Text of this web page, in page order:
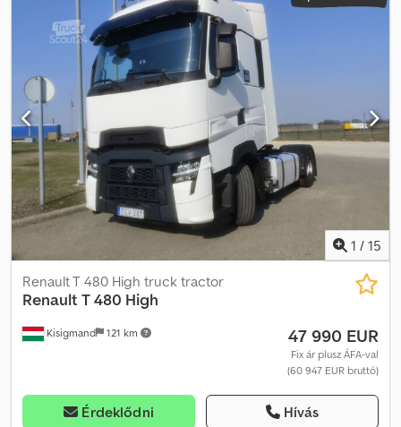
raktérmagasság:600 mm, Gyártási év: 2017, Felszereltség:
daru, légkondicionálás, Renault T 380 Plató: 6,80 m + DARU +
TÁVIRÁNYÍTÓ BALESETMENTES JÓ ÁLLAPOTBAN! • GYÁRTÁSI ÉV:
2017 • FUTÁSTELJESÍTMÉNY: 464 000 km FELSZERELTSÉG: • ABS •
KÖZPONTI ZÁR • ELEKTROMOS ABLAKOK • ELEKTROMOS TÜKRÖK
• SZERVOKORMÁNY • TACHOGRAPH PLATÓ MÉRETEI: 680 x 255 x
60 cm (H x SZ x M) RAKTERHELÉS: 13 600 kg TELJES TÖMEG: 26
000 kg TENGELYTÁV: 495/133 cm GUMI MÉRET: 315/70R22,5 ELSŐ:
RUGÓS HÁTSÓ: LÉGRUGÓS DARU: FASSI F120B.2.22 + TÁVIRÁNYÍTÓ
TEL: KUBA - lengyel, angol, német, olasz SEBASTIAN - lengyel,
német, olasz, ? LASZLO - magyar COSTEL - román (románul
minden exportügyi ügyintézést elvégzünk, beleértve a szükséges
dokumentumokat is) Dodpfx Abszr Dhaouskr RADEK - ? : 1741 1 / 15
Kisigmand 121 km
Renault T 480 High truck tractor
Renault T 480 High
47 990 EUR
Fix ár plusz ÁFA-val
(60 947 EUR bruttó)
Érdeklődni Hívás